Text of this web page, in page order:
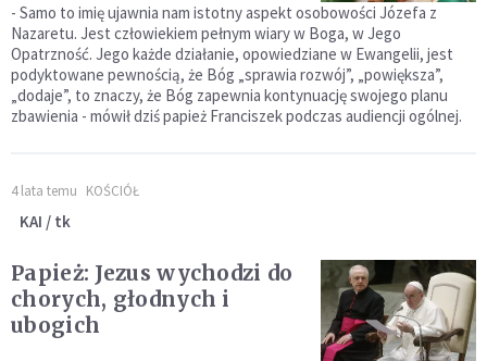
- Samo to imię ujawnia nam istotny aspekt osobowości Józefa z
Nazaretu. Jest człowiekiem pełnym wiary w Boga, w Jego
Opatrzność. Jego każde działanie, opowiedziane w Ewangelii, jest
podyktowane pewnością, że Bóg „sprawia rozwój”, „powiększa”,
„dodaje”, to znaczy, że Bóg zapewnia kontynuację swojego planu
zbawienia - mówił dziś papież Franciszek podczas audiencji ogólnej.
4 lata temu KOŚCIÓŁ
KAI / tk
Papież: Jezus wychodzi do
chorych, głodnych i
ubogich